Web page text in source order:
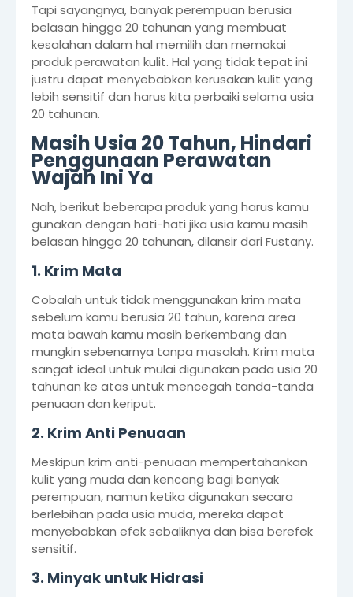
Tapi sayangnya, banyak perempuan berusia
belasan hingga 20 tahunan yang membuat
kesalahan dalam hal memilih dan memakai
produk perawatan kulit. Hal yang tidak tepat ini
justru dapat menyebabkan kerusakan kulit yang
lebih sensitif dan harus kita perbaiki selama usia
20 tahunan.
Masih Usia 20 Tahun, Hindari
Penggunaan Perawatan
Wajah Ini Ya
Nah, berikut beberapa produk yang harus kamu
gunakan dengan hati-hati jika usia kamu masih
belasan hingga 20 tahunan, dilansir dari Fustany.
1. Krim Mata
Cobalah untuk tidak menggunakan krim mata
sebelum kamu berusia 20 tahun, karena area
mata bawah kamu masih berkembang dan
mungkin sebenarnya tanpa masalah. Krim mata
sangat ideal untuk mulai digunakan pada usia 20
tahunan ke atas untuk mencegah tanda-tanda
penuaan dan keriput.
2. Krim Anti Penuaan
Meskipun krim anti-penuaan mempertahankan
kulit yang muda dan kencang bagi banyak
perempuan, namun ketika digunakan secara
berlebihan pada usia muda, mereka dapat
menyebabkan efek sebaliknya dan bisa berefek
sensitif.
3. Minyak untuk Hidrasi